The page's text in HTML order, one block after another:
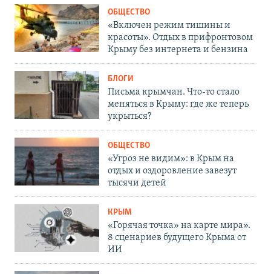
ОБЩЕСТВО
«Включен режим тишины и
красоты». Отдых в прифронтовом
Крыму без интернета и бензина
БЛОГИ
Письма крымчан. Что-то стало
меняться в Крыму: где же теперь
укрыться?
ОБЩЕСТВО
«Угроз не видим»: в Крым на
отдых и оздоровление завезут
тысячи детей
КРЫМ
«Горячая точка» на карте мира».
8 сценариев будущего Крыма от
ИИ